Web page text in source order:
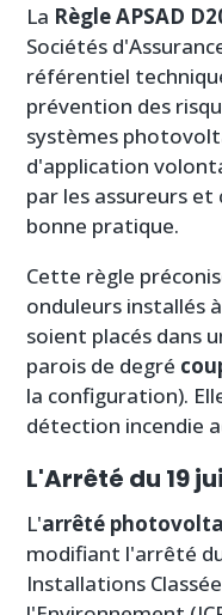
La Règle APSAD
Sociétés
référentiel
prévention des
systèmes
d'application
par les assureurs
bonne pratique.
Cette règle
onduleurs installés
soient placés dans
parois de degré
la configuration).
détection incendie
L'Arrêté du 19
L'arrêté
modifiant l'arrêté
Installations